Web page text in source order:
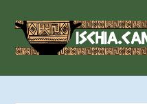
tali servizi, accetti